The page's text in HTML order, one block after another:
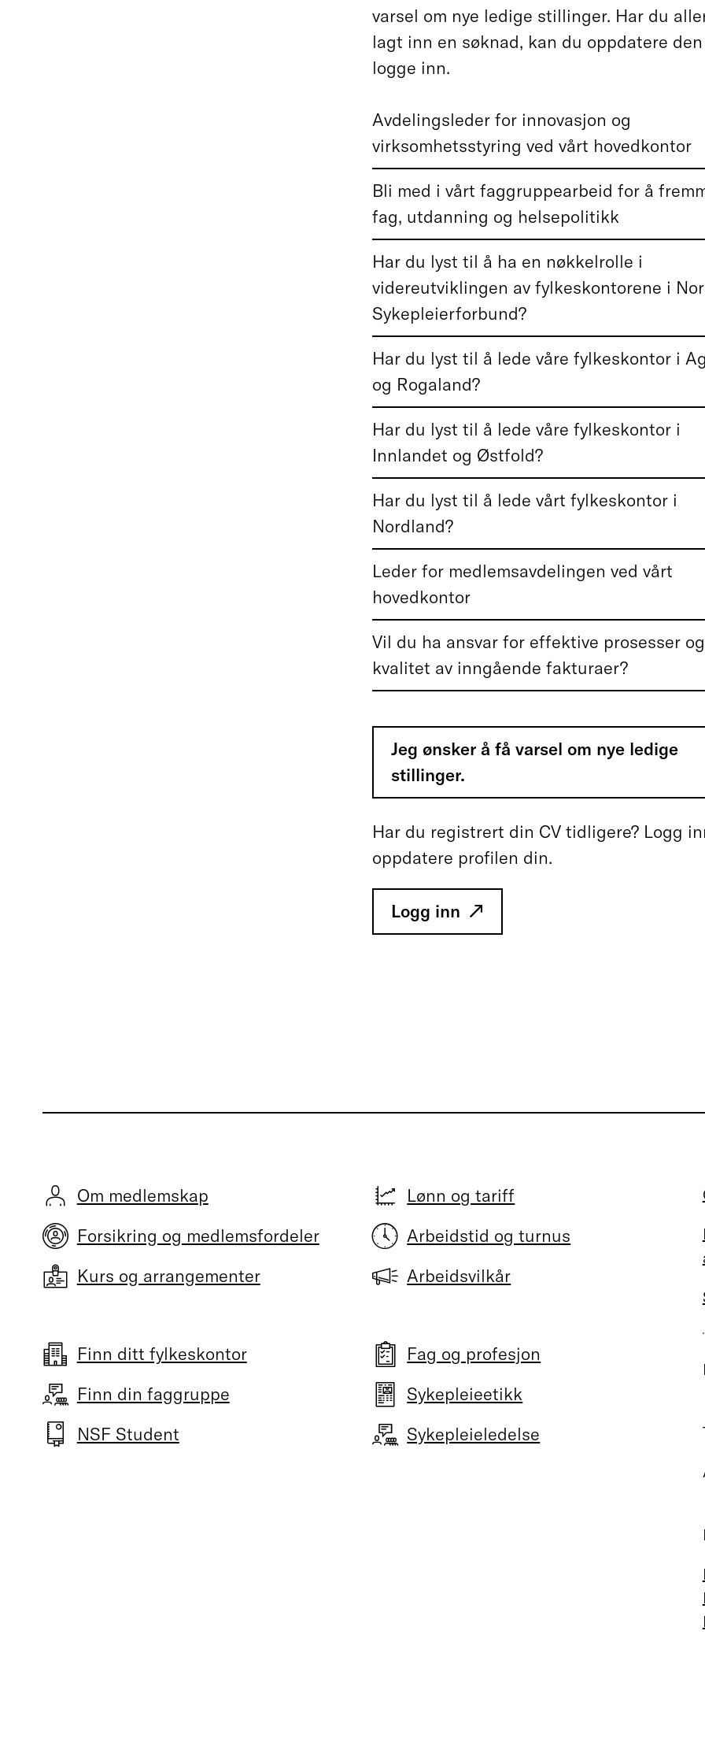
varsel om nye ledige stillinger. Har du
lagt inn en søknad, kan du oppdatere den
logge inn.
Avdelingsleder for innovasjon og
virksomhetsstyring ved vårt hovedkontor
Bli med i vårt faggruppearbeid for å
fag, utdanning og helsepolitikk
Har du lyst til å ha en nøkkelrolle i
videreutviklingen av fylkeskontorene i
Sykepleierforbund?
Har du lyst til å lede våre fylkeskontor i
og Rogaland?
Har du lyst til å lede våre fylkeskontor i
Innlandet og Østfold?
Har du lyst til å lede vårt fylkeskontor i
Nordland?
Leder for medlemsavdelingen ved vårt
hovedkontor
Vil du ha ansvar for effektive prosesser og
kvalitet av inngående fakturaer?
Jeg ønsker å få varsel om nye ledige
stillinger.
Har du registrert din CV tidligere? Logg
oppdatere profilen din.
Logg inn
Om medlemskap
Forsikring og medlemsfordeler
Kurs og arrangementer
Finn ditt fylkeskontor
Finn din faggruppe
NSF Student
Lønn og tariff
Arbeidstid og turnus
Arbeidsvilkår
Fag og profesjon
Sykepleieetikk
Sykepleieledelse